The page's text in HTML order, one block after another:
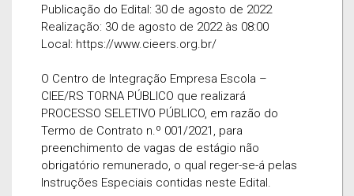
Publicação do Edital: 30 de agosto de 2022
Realização: 30 de agosto de 2022 às 08:00
Local: https://www.cieers.org.br/
O Centro de Integração Empresa Escola –
CIEE/RS TORNA PÚBLICO que realizará
PROCESSO SELETIVO PÚBLICO, em razão do
Termo de Contrato n.º 001/2021, para
preenchimento de vagas de estágio não
obrigatório remunerado, o qual reger-se-á pelas
Instruções Especiais contidas neste Edital.